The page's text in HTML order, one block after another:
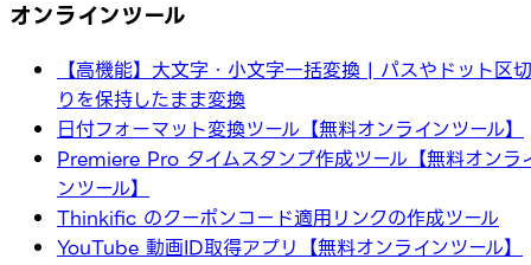
オンラインツール
【高機能】大文字・小文字一括変換 | パスやドット区切
りを保持したまま変換
日付フォーマット変換ツール【無料オンラインツール】
Premiere Pro タイムスタンプ作成ツール【無料オンラ
ンツール】
Thinkific のクーポンコード適用リンクの作成ツール
YouTube 動画ID取得アプリ【無料オンラインツール】